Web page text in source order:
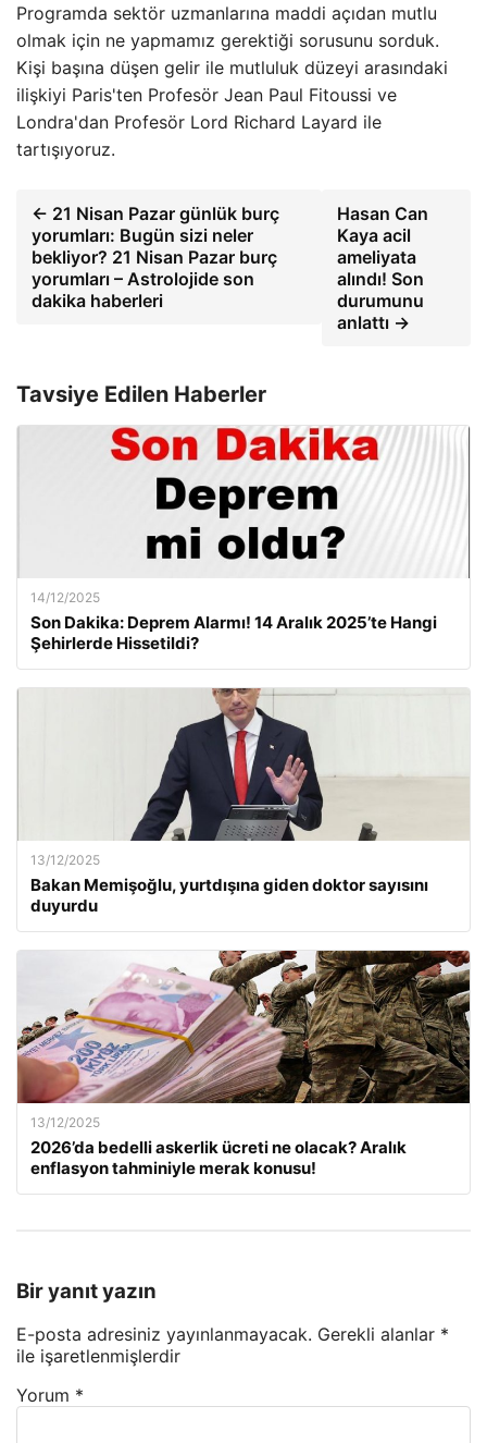
Programda sektör uzmanlarına maddi açıdan mutlu
olmak için ne yapmamız gerektiği sorusunu sorduk.
Kişi başına düşen gelir ile mutluluk düzeyi arasındaki
ilişkiyi Paris'ten Profesör Jean Paul Fitoussi ve
Londra'dan Profesör Lord Richard Layard ile
tartışıyoruz.
← 21 Nisan Pazar günlük burç
yorumları: Bugün sizi neler
bekliyor? 21 Nisan Pazar burç
yorumları – Astrolojide son
dakika haberleri
Hasan Can
Kaya acil
ameliyata
alındı! Son
durumunu
anlattı →
Tavsiye Edilen Haberler
14/12/2025
Son Dakika: Deprem Alarmı! 14 Aralık 2025’te Hangi
Şehirlerde Hissetildi?
13/12/2025
Bakan Memişoğlu, yurtdışına giden doktor sayısını
duyurdu
13/12/2025
2026’da bedelli askerlik ücreti ne olacak? Aralık
enflasyon tahminiyle merak konusu!
Bir yanıt yazın
E-posta adresiniz yayınlanmayacak. Gerekli alanlar *
ile işaretlenmişlerdir
Yorum *